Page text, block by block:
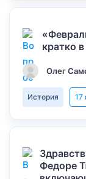
кратко
Олег
История 17
Федоре